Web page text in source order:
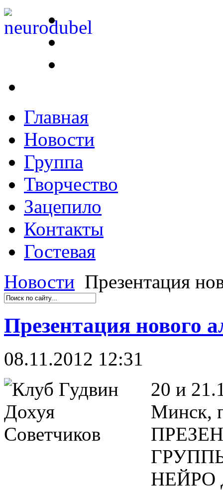
Главная
Новости
Группа
Творчество
Зацепило
Контакты
Гостевая
Новости Презентация
Презентация нового
08.11.2012 12:31
20 и
Минск,
НЕЙРО